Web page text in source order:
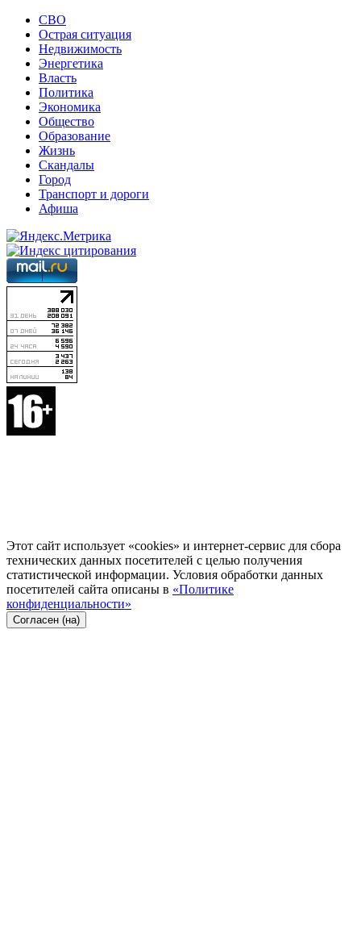
СВО
Острая ситуация
Недвижимость
Энергетика
Власть
Политика
Экономика
Общество
Образование
Жизнь
Скандалы
Город
Транспорт и дороги
Афиша
Этот сайт использует «cookies» и интернет-сервис для сбора
технических данных посетителей с целью получения
статистической информации. Условия обработки данных
посетителей сайта описаны в «Политике
конфиденциальности»
Согласен (на)